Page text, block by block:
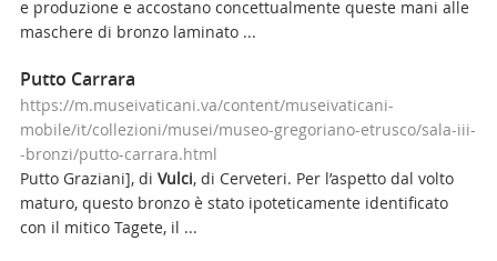
e produzione e accostano concettualmente queste mani alle
maschere di bronzo laminato ...
Putto Carrara
https://m.museivaticani.va/content/museivaticani-
mobile/it/collezioni/musei/museo-gregoriano-etrusco/sala-iii-
-bronzi/putto-carrara.html
Putto Graziani], di Vulci, di Cerveteri. Per l’aspetto dal volto
maturo, questo bronzo è stato ipoteticamente identificato
con il mitico Tagete, il ...